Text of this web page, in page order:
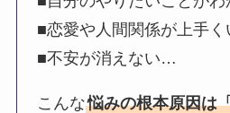
■恋愛や人間関係が上手
■不安が消えない…
こんな悩みの根本原因は